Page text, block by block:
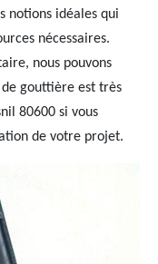
notions idéales qui
nécessaires.
nous pouvons
gouttière est très
80600 si vous
de votre projet.